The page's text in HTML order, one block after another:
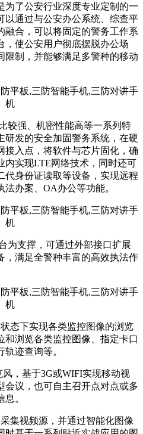
为了公安行业深度专业定制的一
以通过与公安办公系统、综查平
融合，可以将固定的警务工作系
，使公安用户彻底摆脱办公场
限制，并能够满足多警种的移动
强、机密性能高等一系列特
研发的安全加固警务系统，在硬
接入点，将软件与芯片固化，确
内实现LTE网络技术，同时还可
代身份证读取等设备，实现远程
办案、OA办公等功能。
支撑，可通过外部接口扩展
，满足全警种丰富的高效执法作
态下实现各类监控图像的浏览
和浏览各类监控图像、指定卡口
迹查询等。
，基于3G或WIFI实现移动视
会议，也可自主召开点对点或多
。
集视频源，并通过智能化图像